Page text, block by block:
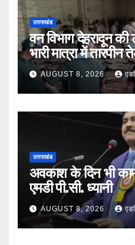
उत्तराखंड
वन विभाग देहरादून
भारी मात्रा में तारपीन
AUGUST 8, 2026
उत्तराखंड
अवकाश के दिन भी
एमडी पी.सी. ध्यानी
AUGUST 8, 2026